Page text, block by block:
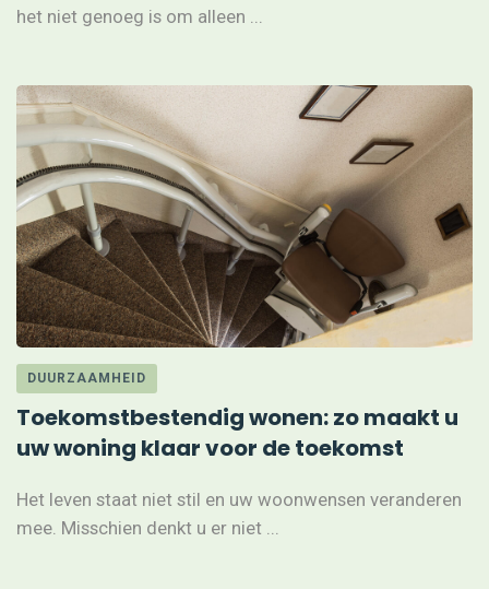
het niet genoeg is om alleen ...
DUURZAAMHEID
Toekomstbestendig wonen: zo maakt u
uw woning klaar voor de toekomst
Het leven staat niet stil en uw woonwensen veranderen
mee. Misschien denkt u er niet ...